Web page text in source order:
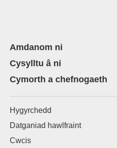
Amdanom ni
Cysylltu â ni
Cymorth a chefnogaeth
Hygyrchedd
Datganiad hawlfraint
Cwcis